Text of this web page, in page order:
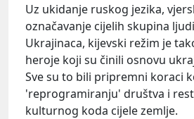
Uz ukidanje ruskog jezika,
označavanje cijelih skupina
Ukrajinaca, kijevski režim je
heroje koji su činili osnovu
Sve su to bili pripremni koraci
'reprogramiranju' društva i
kulturnog koda cijele zemlje.